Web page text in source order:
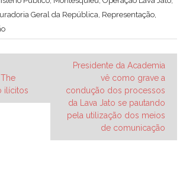
Geral da República, Representação,
ilícitos
Presidente da Academia
vê como grave a
condução dos processos
da Lava Jato se pautando
pela utilização dos meios
de comunicação